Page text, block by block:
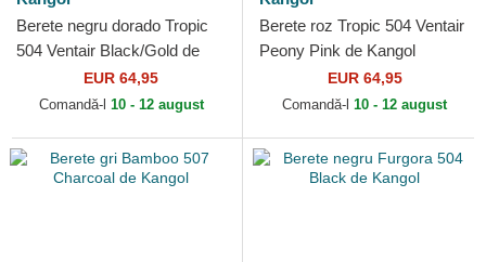
Berete negru dorado Tropic
504 Ventair Black/Gold de
EUR 64,95
Comandă-l 10 - 12 august
Berete roz Tropic 504 Ventair
Peony Pink de Kangol
EUR 64,95
Comandă-l 10 - 12 august